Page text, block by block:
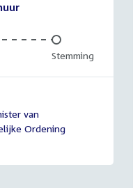
Onvoltooid:
Stemming
van
Ordening